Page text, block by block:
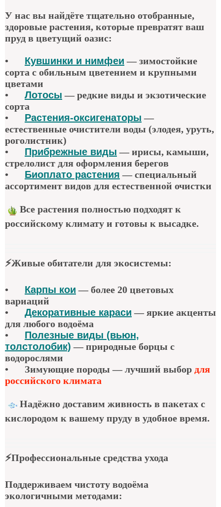
У нас вы найдёте тщательно отобранные,
здоровые растения, которые превратят ваш
пруд в цветущий оазис:
• Кувшинки и нимфеи — зимостойкие
сорта с обильным цветением и крупными
цветами
•
Лотосы — редкие виды и экзотические
сорта
•
Растения-оксигенаторы —
естественные очистители воды (элодея, уруть,
роголистник)
•
Прибрежные виды — ирисы, камыши,
стрелолист для оформления берегов
•
Биоплато растения — специальный
ассортимент видов для естественной очистки
Все растения полностью подходят к
российскому климату и готовы к высадке.
⚡Живые обитатели для экосистемы:
• Карпы кои —более 20 цветовых
вариаций
•
Декоративные караси — яркие акценты
для любого водоёма
•
Полезные виды (вьюн,
толстолобик) —природные борцы с
водорослями
•
Зимующие породы — лучший выбор для
российского климата
Надёжно доставим живность в пакетах с
кислородом к вашему пруду в удобное время.
⚡Профессиональные средства ухода
Поддерживаем чистоту водоёма
экологичными методами: